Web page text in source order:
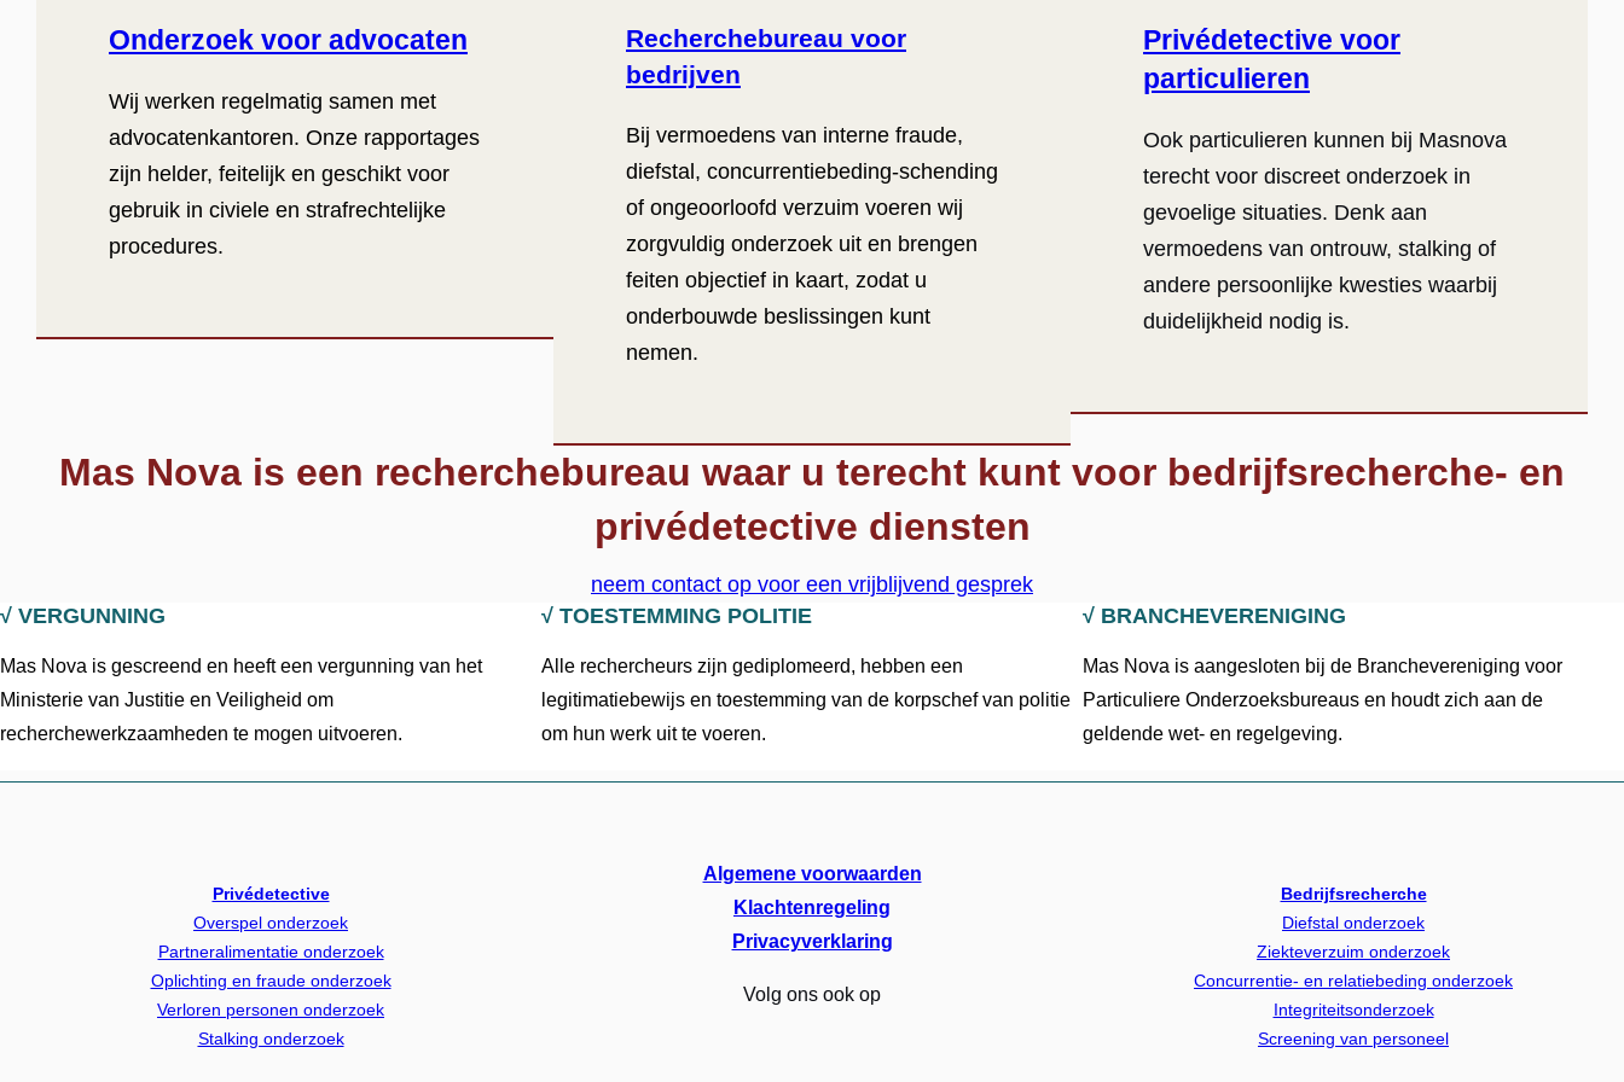
Onderzoek voor advocaten
Wij werken regelmatig samen met
advocatenkantoren. Onze rapportages
zijn helder, feitelijk en geschikt voor
gebruik in civiele en strafrechtelijke
procedures.
Recherchebureau voor
bedrijven
Bij vermoedens van interne fraude,
diefstal, concurrentiebeding-schending
of ongeoorloofd verzuim voeren wij
zorgvuldig onderzoek uit en brengen
feiten objectief in kaart, zodat u
onderbouwde beslissingen kunt
nemen.
Privédetective voor
particulieren
Ook particulieren kunnen bij Masnova
terecht voor discreet onderzoek in
gevoelige situaties. Denk aan
vermoedens van ontrouw, stalking of
andere persoonlijke kwesties waarbij
duidelijkheid nodig is.
Mas Nova is een recherchebureau waar u terecht kunt voor bedrijfsrecherche- en
privédetective diensten
neem contact op voor een vrijblijvend gesprek
√ VERGUNNING
Mas Nova is gescreend en heeft een vergunning van het
Ministerie van Justitie en Veiligheid om
recherchewerkzaamheden te mogen uitvoeren.
√ TOESTEMMING POLITIE
Alle rechercheurs zijn gediplomeerd, hebben een
legitimatiebewijs en toestemming van de korpschef van politie
om hun werk uit te voeren.
√ BRANCHEVERENIGING
Mas Nova is aangesloten bij de Branchevereniging voor
Particuliere Onderzoeksbureaus en houdt zich aan de
geldende wet- en regelgeving.
Privédetective
Overspel onderzoek
Partneralimentatie onderzoek
Oplichting en fraude onderzoek
Verloren personen onderzoek
Stalking onderzoek
Algemene voorwaarden
Klachtenregeling
Privacyverklaring
Volg ons ook op
Bedrijfsrecherche
Diefstal onderzoek
Ziekteverzuim onderzoek
Concurrentie- en relatiebeding onderzoek
Integriteitsonderzoek
Screening van personeel